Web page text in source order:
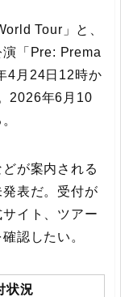
Tour」と、
「Pre: Prema
4月24日12時か
2026年6月10
が案内される
表だ。受付が
イト、ツアー
認したい。
状況